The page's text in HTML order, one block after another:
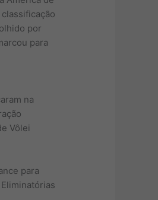
por
para
na
Vôlei
para